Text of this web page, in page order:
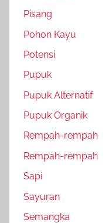
Pisang
Pohon Kayu
Potensi
Pupuk
Pupuk Alternatif
Pupuk Organik
Rempah-rempah
Rempah-rempah
Sapi
Sayuran
Semangka